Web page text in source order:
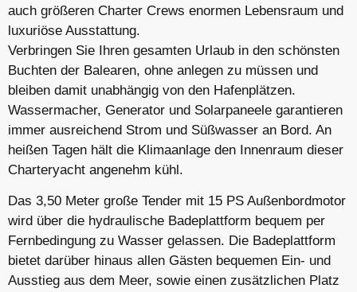
auch größeren Charter Crews enormen Lebensraum und
luxuriöse Ausstattung.
Verbringen Sie Ihren gesamten Urlaub in den schönsten
Buchten der Balearen, ohne anlegen zu müssen und
bleiben damit unabhängig von den Hafenplätzen.
Wassermacher, Generator und Solarpaneele garantieren
immer ausreichend Strom und Süßwasser an Bord. An
heißen Tagen hält die Klimaanlage den Innenraum dieser
Charteryacht angenehm kühl.
Das 3,50 Meter große Tender mit 15 PS Außenbordmotor
wird über die hydraulische Badeplattform bequem per
Fernbedingung zu Wasser gelassen. Die Badeplattform
bietet darüber hinaus allen Gästen bequemen Ein- und
Ausstieg aus dem Meer, sowie einen zusätzlichen Platz